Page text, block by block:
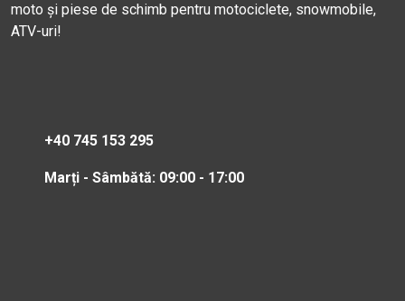
moto și piese de schimb pentru motociclete, snowmobile,
ATV-uri!
+40 745 153 295
Marți - Sâmbătă: 09:00 - 17:00